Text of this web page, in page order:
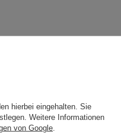
hierbei eingehalten. Sie
Weitere Informationen
von Google